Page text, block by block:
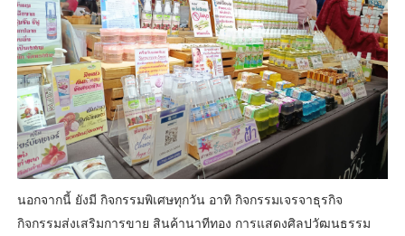
นอกจากนี้ ยังมี กิจกรรมพิเศษทุกวัน อาทิ กิจกรรมเจรจาธุรกิจ
กิจกรรมส่งเสริมการขาย สินค้านาทีทอง การแสดงศิลปวัฒนธรรม